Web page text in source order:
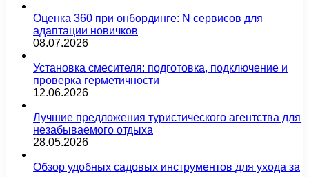
Оценка 360 при онбординге: N сервисов для
адаптации новичков
08.07.2026
Установка смесителя: подготовка, подключение и
проверка герметичности
12.06.2026
Лучшие предложения туристического агентства для
незабываемого отдыха
28.05.2026
Обзор удобных садовых инструментов для ухода за